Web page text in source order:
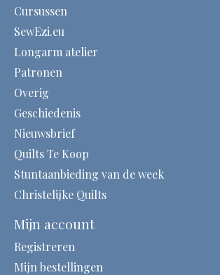
Cursussen
SewEzi.eu
Longarm atelier
Patronen
Overig
Geschiedenis
Nieuwsbrief
Quilts Te Koop
Stuntaanbieding van de week
Christelijke Quilts
Mijn account
Registreren
Mijn bestellingen